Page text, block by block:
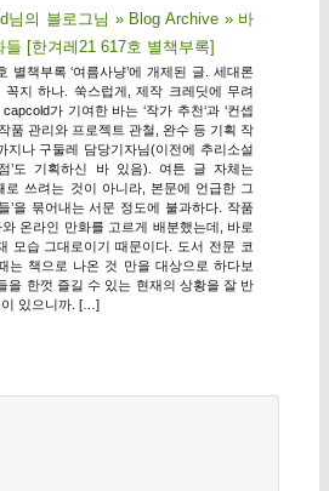
님의 블로그님 » Blog Archive » 바
[한겨레21 617호 별책부록]
책부록 ‘여름사냥’에 개제된 글. 세대론
지 하나. 쑥스럽게, 제작 크레딧에 무려
가 기여한 바는 ‘작가 추천‘과 ‘컨셉
품 관리와 프로젝트 관철, 완수 등 기획 작
지나 구둘레 담당기자님(이전에 추리소설
’도 기획하신 바 있음). 여튼 글 자체는
로 쓰려는 것이 아니라, 본문에 언급한 그
’을 묶어내는 서문 정도에 불과하다. 작품
온라인 만화를 고르게 배분했는데, 바로
모습 그대로이기 때문이다. 도서 전문 코
는 책으로 나온 것 만을 대상으로 하다보
을 한껏 즐길 수 있는 현재의 상황을 잘 반
이 있으니까. […]